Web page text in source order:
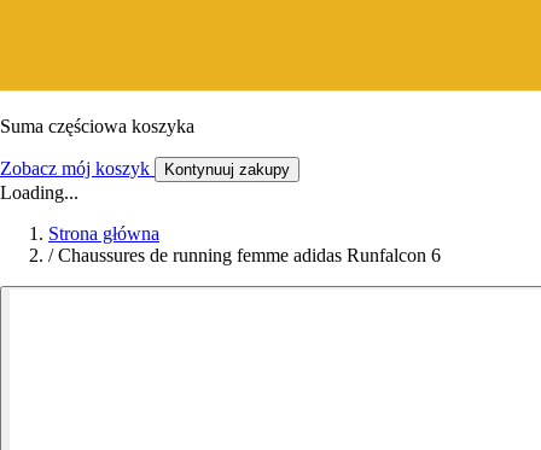
Suma częściowa koszyka
Zobacz mój koszyk Kontynuuj zakupy
Loading...
Strona główna
/ Chaussures de running femme adidas Runfalcon 6